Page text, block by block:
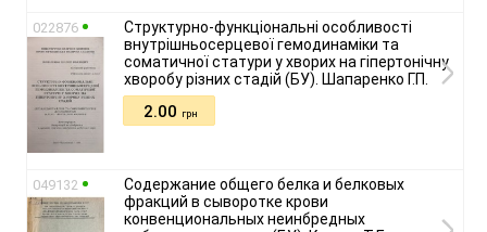
022876
Структурно-функціональні особливості
внутрішньосерцевої гемодинаміки та
соматичної статури у хворих на гіпертонічну
хворобу різних стадій (БУ). Шапаренко Г.П.
2.00 грн
049132
Содержание общего белка и белковых
фракций в сыворотке крови
конвенциональных неинбредных